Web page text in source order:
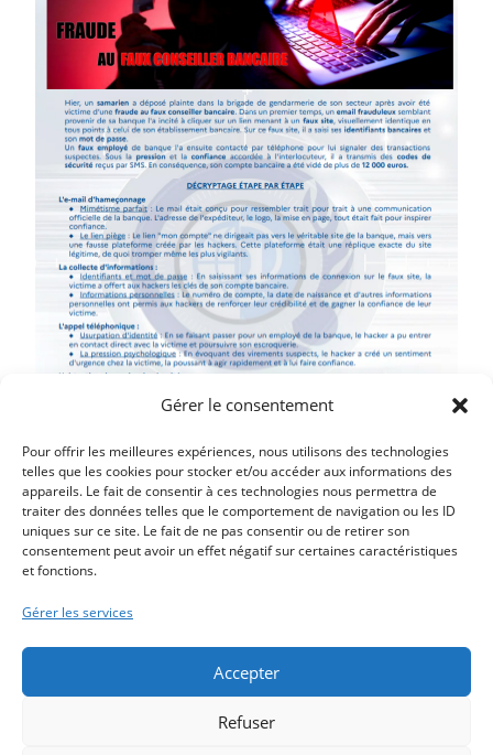
Gérer le consentement
Pour offrir les meilleures expériences, nous utilisons des technologies
telles que les cookies pour stocker et/ou accéder aux informations des
appareils. Le fait de consentir à ces technologies nous permettra de
traiter des données telles que le comportement de navigation ou les ID
uniques sur ce site. Le fait de ne pas consentir ou de retirer son
consentement peut avoir un effet négatif sur certaines caractéristiques
et fonctions.
Gérer les services
Accepter
Refuser
Article précédent
LE MAIRE ROUVRE LE CINÉMA FERMÉ DEPUIS 45 ANS
Résultats analyses EAUX DE PICARDIE SI – VEOLIA